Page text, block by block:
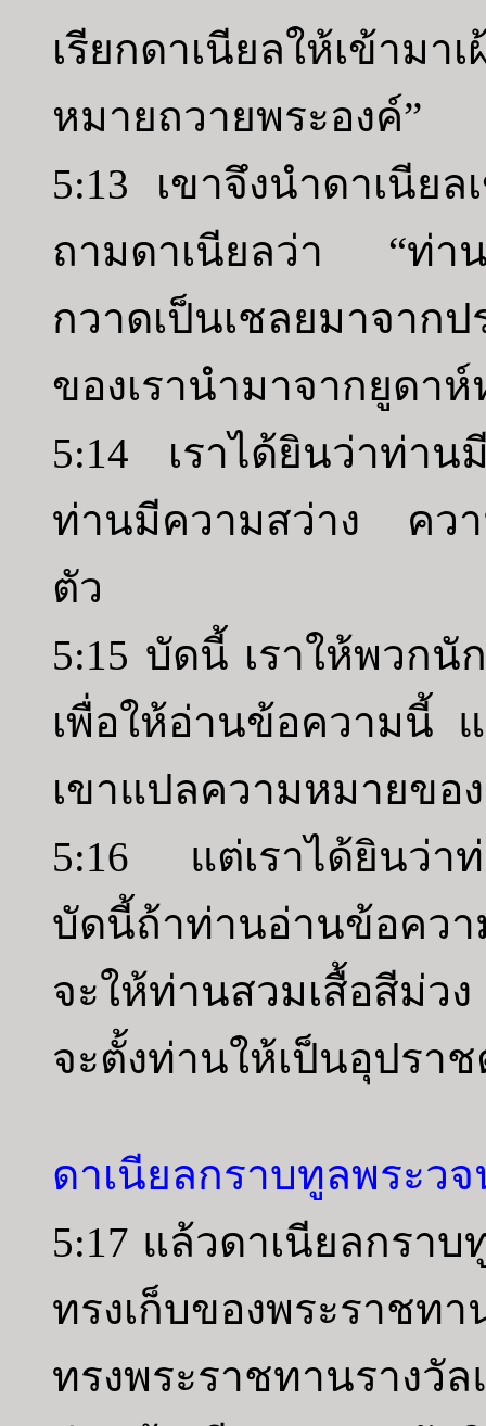
เรียกดาเนียลให้เข้า
หมายถวายพระองค์”
5:13 เขาจึงนำดาเนีย
ถามดาเนียลว่า “ท่า
กวาดเป็นเชลยมาจาก
ของเรานำมาจากยูดาห์
5:14 เราได้ยินว่าท่า
ท่านมีความสว่าง ควา
ตัว
5:15 บัดนี้ เราให้พวก
เพื่อให้อ่านข้อความนี้
เขาแปลความหมายขอ
5:16 แต่เราได้ยินว่า
บัดนี้ถ้าท่านอ่านข้อคว
จะให้ท่านสวมเสื้อสีม่ว
จะตั้งท่านให้เป็นอุปรา
ดาเนียลกราบทูลพระว
5:17 แล้วดาเนียลกรา
ทรงเก็บของพระราช
ทรงพระราชทานรางวั